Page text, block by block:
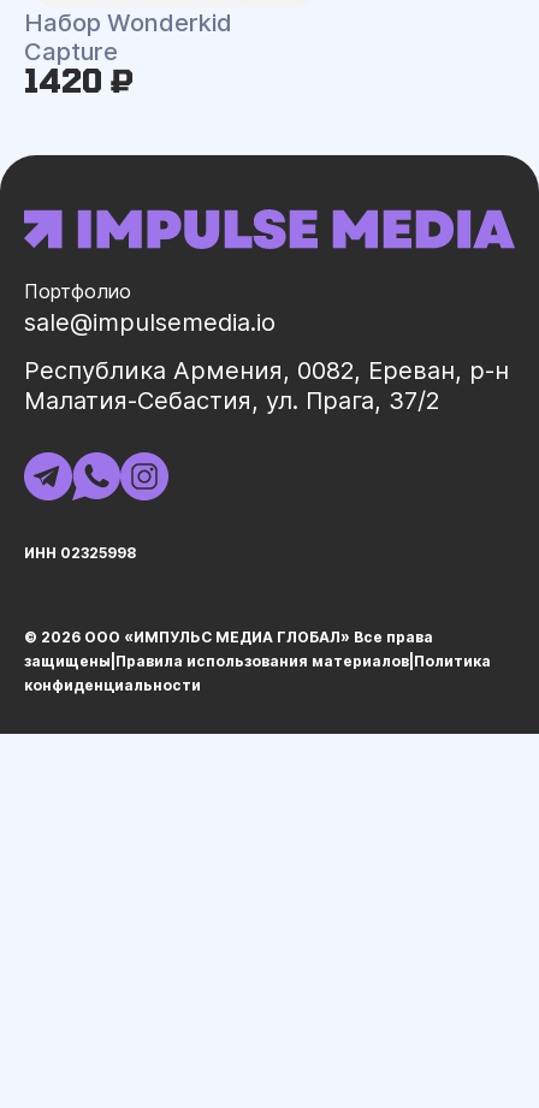
Набор Wonderkid
Capture
1420 ₽
Портфолио
sale@impulsemedia.io
Республика Армения, 0082, Ереван, р-н
Малатия-Себастия, ул. Прага, 37/2
ИНН 02325998
© 2026 ООО «ИМПУЛЬС МЕДИА ГЛОБАЛ» Все права
защищеныㅤ|ㅤ Правила использования материалов Политика
конфиденциальности